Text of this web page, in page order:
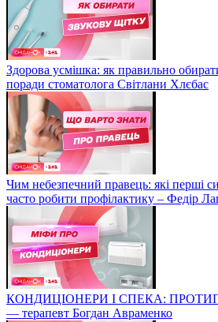
Здорова усмішка: як правильно
поради стоматолога Світлани Хлєбас
Чим небезпечний правець: які перші
часто робити профілактику – Федір
КОНДИЦІОНЕРИ І СПЕКА:
— терапевт Богдан Авраменко